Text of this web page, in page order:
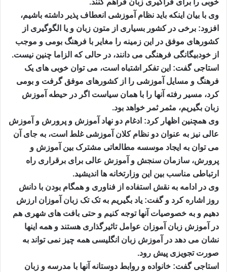
خوبی را برای فراگیری زبان فراهم کنند.
وی با بیان اینکه باید نظام آموزشی انعطاف پذیر داشته باشیم،
افزود: برخی در کشور بسیاری از متون زبان و یا الگوگیری از
کشورهای موفق در این زمینه را مغایر با فرهنگ بومی و موجب
از خودبیگانگی فرهنگی می دانند، در حالی که الزاما چنین نیست.
استاجی گفت: این تفکر اشتباه است، می توان خوبی های یک
فرهنگ و مسایل آموزشی را از کشورهای موفق گرفت و بومی
کرد، مسیر رفته آنها را با همان سیاست اگر در حیطه آموزش
زبان بگیریم، مثمر ثمر خواهد بود.
وی همچنین اظهار کرد: ادغام دو نهاد آموزش و پرورش و آموزش
عالی نیز به عنوان دو نظام کلان آموزشی غلط است، به جای آن
می توان به ایجاد موسسه مطالعاتی مشترک بین آموزش و
پرورش، سازمان سنجش و آموزش عالی برای برقراری راه
ارتباطی مناسب بین این وزارتخانه ها اندیشید.
وی در ادامه به نقش استفاده از فناوری و همگام بودن با دانش
روز اشاره کرد و گفت: یاد بگیریم به تک تک زبان آموزان ارزش
دهیم و به خصوصیات آنها توجه کنیم و حتی بافت های شهری هم
در آموزش زبان آموزان عوامل تاثیرگذاری هستند و همه اینها
نشان می دهد در آموزش زبان انگلیسی همه چیز نمی تواند به
صورت تجویزی پیش رود.
استاجی گفت: خانواده و روابط دوستانه آنها با مدرسه و زبان